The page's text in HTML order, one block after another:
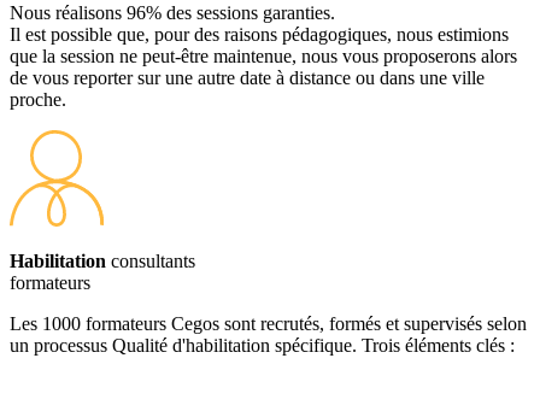
Nous réalisons 96% des sessions garanties.
Il est possible que, pour des raisons pédagogiques, nous estimions
que la session ne peut-être maintenue, nous vous proposerons alors
de vous reporter sur une autre date à distance ou dans une ville
proche.
Habilitation consultants
formateurs
Les 1000 formateurs Cegos sont recrutés, formés et supervisés selon
un processus Qualité d'habilitation spécifique. Trois éléments clés :